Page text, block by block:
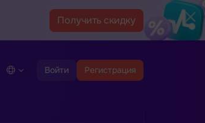
Получить скидку
Войти Регистрация